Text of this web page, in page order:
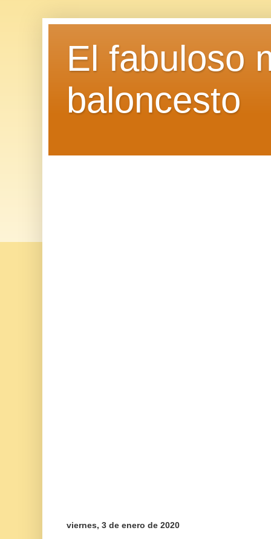
El fabuloso
baloncesto
viernes, 3 de enero de 2020